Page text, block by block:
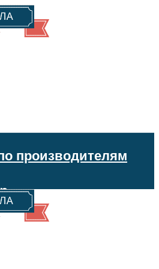
производителям